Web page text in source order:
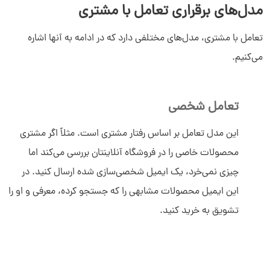
مدل‌های برقراری تعامل با مشتری
تعامل با مشتری، مدل‌های مختلفی دارد که در ادامه به آنها اشاره
می‌کنیم.
تعامل شخصی
این مدل تعامل بر اساس رفتار مشتری است. مثلاً اگر مشتری
محصولات خاصی را در فروشگاه آنلاینتان بررسی می‌کند اما
چیزی نمی‌خرد، یک ایمیل شخصی‌سازی شده ارسال کنید. در
این ایمیل محصولات مشابهی را که جستجو کرده، معرفی و او را
تشویق به خرید کنید.